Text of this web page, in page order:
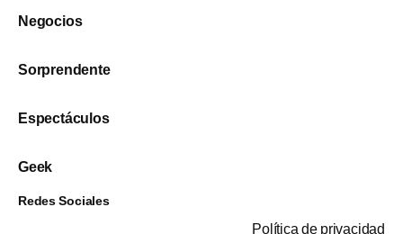
Negocios
Sorprendente
Espectáculos
Geek
Redes Sociales
Política de privacidad